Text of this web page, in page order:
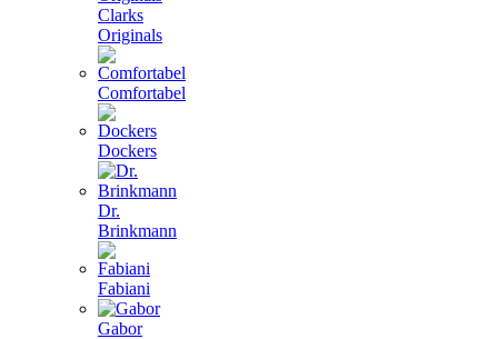
Clarks
Originals
Comfortabel
Dockers
Dr.
Brinkmann
Fabiani
Gabor